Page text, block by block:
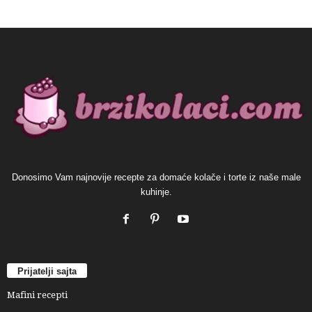
Donosimo Vam najnovije recepte za domaće kolače i torte iz naše male
kuhinje.
Prijatelji sajta
Mafini recepti